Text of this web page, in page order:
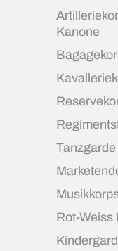
Kanone
Tanzgarde
Rot-Weiss